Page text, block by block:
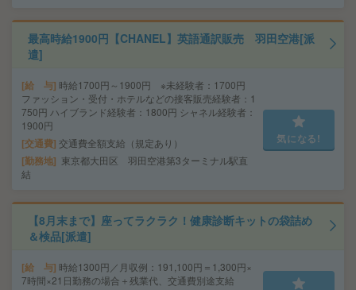
最高時給1900円【CHANEL】英語通訳販売 羽田空港[派
遣]
給 与 時給1700円～1900円 ※未経験者：1700円
ファッション・受付・ホテルなどの接客販売経験者：1
750円 ハイブランド経験者：1800円 シャネル経験者：
1900円
交通費 交通費全額支給（規定あり）
勤務地
東京都大田区 羽田空港第3ターミナル駅直
結
気になる!
【8月末まで】座ってラクラク！健康診断キットの袋詰め
＆検品[派遣]
給 与 時給1300円／月収例：191,100円＝1,300円×
7時間×21日勤務の場合＋残業代、交通費別途支給